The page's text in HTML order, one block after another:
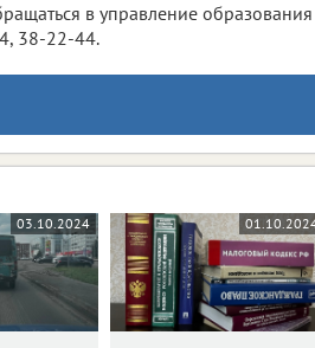
в управление
38-22-44.
03.10.2024